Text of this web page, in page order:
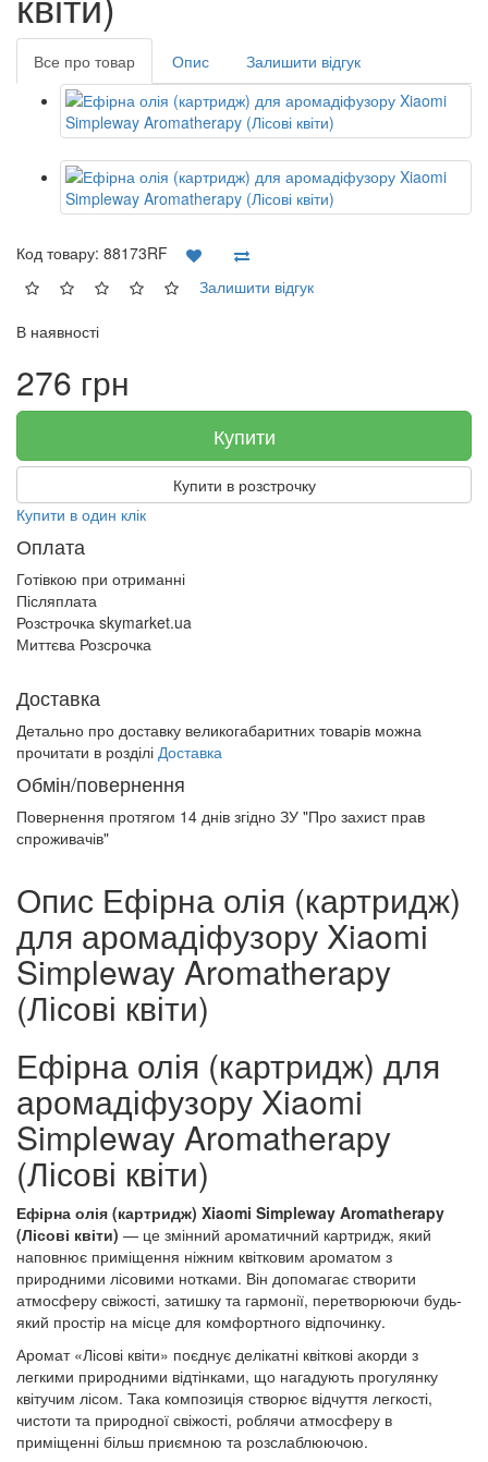
Все про товар Опис Залишити відгук
Код товару: 88173RF
Залишити відгук
В наявності
276 грн
Купити
Купити в розстрочку
Купити в один клік
Оплата
Готівкою при отриманні
Післяплата
Розстрочка skymarket.ua
Миттєва Розсрочка
Доставка
Детально про доставку великогабаритних товарів можна
прочитати в розділі Доставка
Обмін/повернення
Повернення протягом 14 днів згідно ЗУ "Про захист прав
спроживачів"
Опис Ефірна олія (картридж)
для аромадіфузору Xiaomi
Simpleway Aromatherapy
(Лісові квіти)
Ефірна олія (картридж) для
аромадіфузору Xiaomi
Simpleway Aromatherapy
(Лісові квіти)
Ефірна олія (картридж) Xiaomi Simpleway Aromatherapy
(Лісові квіти) — це змінний ароматичний картридж, який
наповнює приміщення ніжним квітковим ароматом з
природними лісовими нотками. Він допомагає створити
атмосферу свіжості, затишку та гармонії, перетворюючи будь-
який простір на місце для комфортного відпочинку.
Аромат «Лісові квіти» поєднує делікатні квіткові акорди з
легкими природними відтінками, що нагадують прогулянку
квітучим лісом. Така композиція створює відчуття легкості,
чистоти та природної свіжості, роблячи атмосферу в
приміщенні більш приємною та розслаблюючою.